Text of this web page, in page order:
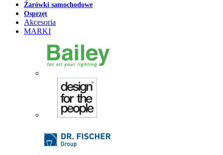
Żarówki samochodowe
Osprzęt
Akcesoria
MARKI